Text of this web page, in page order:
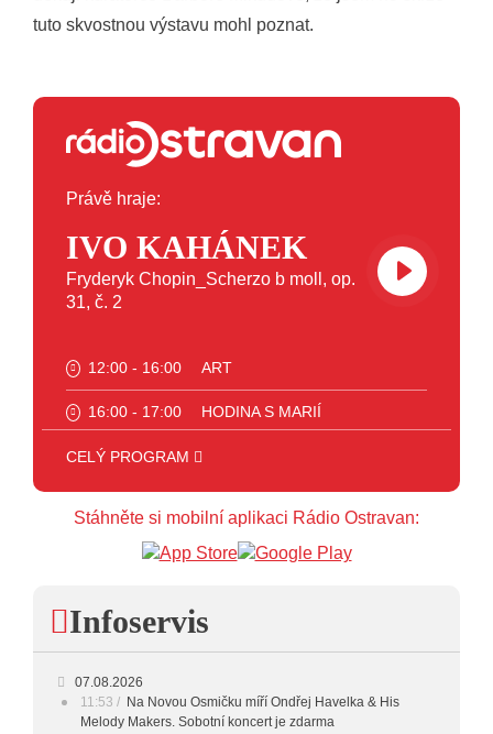
tuto skvostnou výstavu mohl poznat.
Právě hraje:
IVO KAHÁNEK
Fryderyk Chopin_Scherzo b moll, op.
31, č. 2
12:00 - 16:00 ART
16:00 - 17:00 HODINA S MARIÍ
17:00 - 18:00
19:00 - 20:00 FOLK
23:00 - 00:00 POTICHU
CELÝ PROGRAM
Stáhněte si mobilní aplikaci Rádio Ostravan:
Infoservis
07.08.2026
11:53
Na Novou Osmičku míří Ondřej Havelka & His
Melody Makers. Sobotní koncert je zdarma